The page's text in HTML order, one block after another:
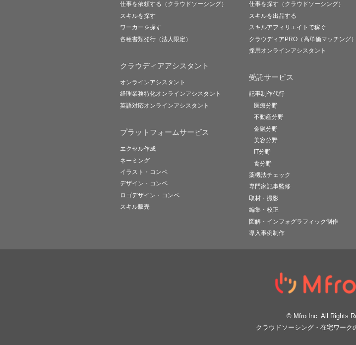
仕事を依頼する（クラウドソーシング）
スキルを探す
ワーカーを探す
各種書類発行（法人限定）
クラウディアアシスタント
オンラインアシスタント
経理業務特化オンラインアシスタント
英語対応オンラインアシスタント
プラットフォームサービス
エクセル作成
ネーミング
イラスト・コンペ
デザイン・コンペ
ロゴデザイン・コンペ
スキル販売
仕事を探す（クラウドソーシング）
スキルを出品する
スキルアフィリエイトで稼ぐ
クラウディアPRO（高単価マッチング）
採用オンラインアシスタント
受託サービス
記事制作代行
医療分野
不動産分野
金融分野
美容分野
IT分野
食分野
薬機法チェック
専門家記事監修
取材・撮影
編集・校正
図解・インフォグラフィック制作
導入事例制作
© Mfro Inc. All Rights
クラウドソーシング・在宅ワーク